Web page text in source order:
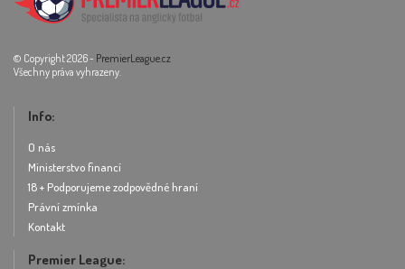
© Copyright 2026 - PremierLeague.cz
Všechny práva vyhrazeny.
Info:
O nás
Ministerstvo financí
18 + Podporujeme zodpovědné hraní
Právní zmínka
Kontakt
Premier League: